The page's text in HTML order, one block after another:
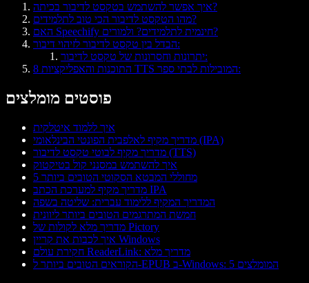
איך אפשר להשתמש בטקסט לדיבור בכיתה?
מהו הטקסט לדיבור הכי טוב לתלמידים?
האם Speechify חינמית לתלמידים? ולמורים?
הבדל בין טקסט לדיבור לזיהוי דיבור:
יתרונות וחסרונות של טקסט לדיבור:
8 התוכנות והאפליקציות TTS המובילות לבתי ספר:
פוסטים מומלצים
איך ללמוד איטלקית
מדריך מקיף לאלפבית הפונטי הבינלאומי (IPA)
מדריך מקיף לבוטי טקסט לדיבור (TTS)
איך להשתמש במסנני קול בטיקטוק
5 מחוללי המבטא הסקוטי הטובים ביותר
מדריך מקיף למערכת הכתב IPA
המדריך המקיף ללימוד עברית: שליטה בשפה
חמשת המתרגמים הטובים ביותר ליוונית
מדריך מלא לקולות של Pictory
איך לכבות את קריין Windows
חקירת עולם ReaderLink: מדריך מלא
הקוראים הטובים ביותר ל-EPUB ב-Windows: 5 המומלצים